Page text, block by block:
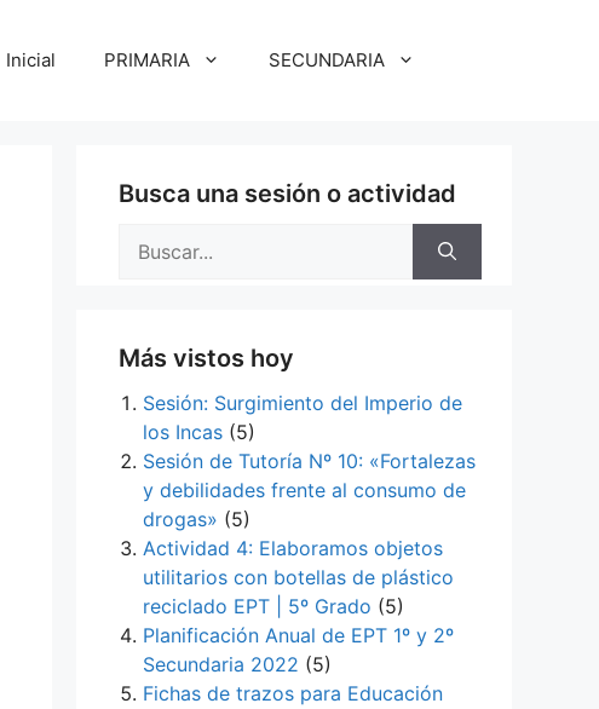
Inicial PRIMARIA SECUNDARIA
Busca una sesión o actividad
Más vistos hoy
Sesión: Surgimiento del Imperio de
los Incas (5)
Sesión de Tutoría Nº 10: «Fortalezas
y debilidades frente al consumo de
drogas» (5)
Actividad 4: Elaboramos objetos
utilitarios con botellas de plástico
reciclado EPT | 5º Grado (5)
Planificación Anual de EPT 1º y 2º
Secundaria 2022 (5)
Fichas de trazos para Educación